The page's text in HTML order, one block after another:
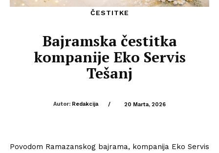
ČESTITKE
Bajramska čestitka
kompanije Eko Servis
Tešanj
Autor: Redakcija / 20 Marta, 2026
Povodom Ramazanskog bajrama, kompanija Eko Servis